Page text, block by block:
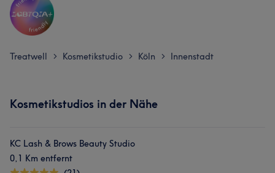
Treatwell > Kosmetikstudio > Köln > Innenstadt
Kosmetikstudios in der Nähe
KC Lash & Brows Beauty Studio
0,1 Km entfernt